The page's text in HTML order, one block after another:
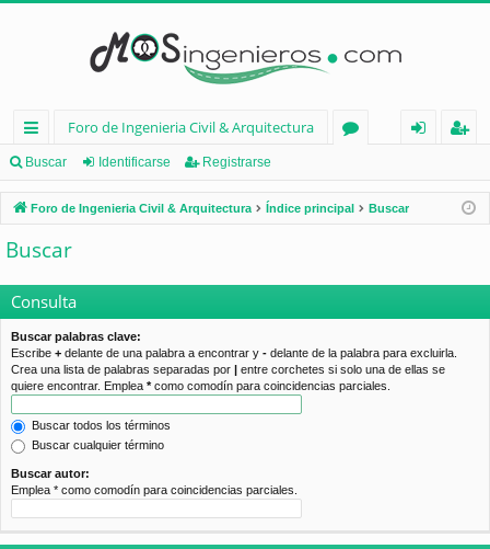
nl
ac
es
rá
pi
d
os
Foro de Ingenieria Civil & Arquitectura
os
nt
ifi
ist
ra
Buscar Identificarse Registrarse
Foro de Ingenieria Civil & Arquitectura Índice principal Buscar
Buscar
Consulta
Buscar palabras clave:
Escribe + delante de una palabra a encontrar y - delante de la palabra para excluirla.
Crea una lista de palabras separadas por | entre corchetes si solo una de ellas se
quiere encontrar. Emplea *como comodín para coincidencias parciales.
Buscar todos los términos
Buscar cualquier término
Buscar autor:
Emplea * como comodín para coincidencias parciales.